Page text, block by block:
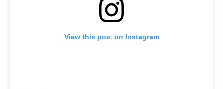
View this post on Instagram